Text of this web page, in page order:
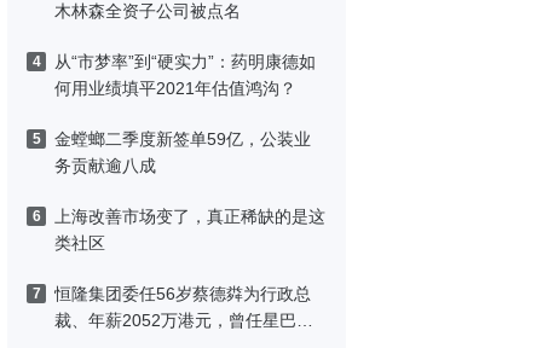
木林森全资子公司被点名
4
从“市梦率”到“硬实力”：药明康德如
何用业绩填平2021年估值鸿沟？
5
金螳螂二季度新签单59亿，公装业
务贡献逾八成
6
上海改善市场变了，真正稀缺的是这
类社区
7
恒隆集团委任56岁蔡德粦为行政总
裁、年薪2052万港元，曾任星巴克